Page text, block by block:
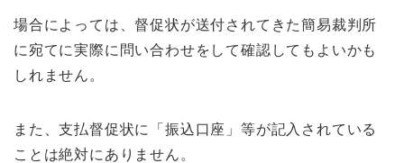
場合によっては、督促状が送付されてきた簡易裁判所
に宛てに実際に問い合わせをして確認してもよいかも
しれません。
また、支払督促状に「振込口座」等が記入されている
ことは絶対にありません。